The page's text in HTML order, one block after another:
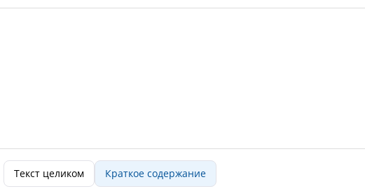
Текст целиком Краткое содержание